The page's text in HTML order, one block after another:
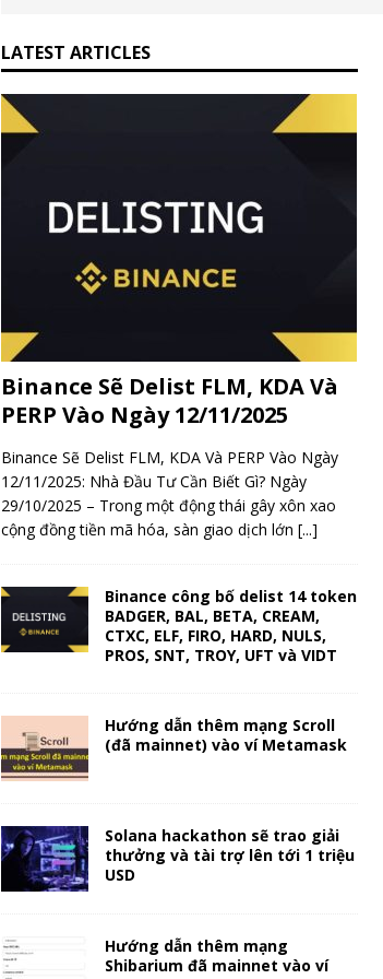
LATEST ARTICLES
Binance Sẽ Delist FLM, KDA Và
PERP Vào Ngày 12/11/2025
Binance Sẽ Delist FLM, KDA Và PERP Vào Ngày
12/11/2025: Nhà Đầu Tư Cần Biết Gì? Ngày
29/10/2025 – Trong một động thái gây xôn xao
cộng đồng tiền mã hóa, sàn giao dịch lớn [...]
Binance công bố delist 14 token
BADGER, BAL, BETA, CREAM,
CTXC, ELF, FIRO, HARD, NULS,
PROS, SNT, TROY, UFT và VIDT
Hướng dẫn thêm mạng Scroll
(đã mainnet) vào ví Metamask
Solana hackathon sẽ trao giải
thưởng và tài trợ lên tới 1 triệu
USD
Hướng dẫn thêm mạng
Shibarium đã mainnet vào ví